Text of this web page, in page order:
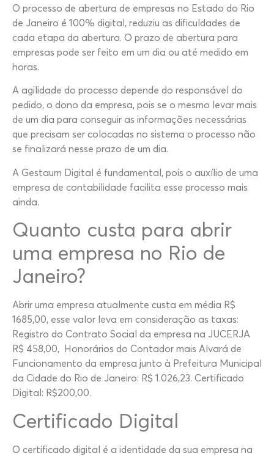
O processo de abertura de empresas no Estado do Rio
de Janeiro é 100% digital, reduziu as dificuldades de
cada etapa da abertura. O prazo de abertura para
empresas pode ser feito em um dia ou até medido em
horas.
A agilidade do processo depende do responsável do
pedido, o dono da empresa, pois se o mesmo levar mais
de um dia para conseguir as informações necessárias
que precisam ser colocadas no sistema o processo não
se finalizará nesse prazo de um dia.
A Gestaum Digital é fundamental, pois o auxílio de uma
empresa de contabilidade facilita esse processo mais
ainda.
Quanto custa para abrir
uma empresa no Rio de
Janeiro?
Abrir uma empresa atualmente custa em média R$
1685,00, esse valor leva em consideração as taxas:
Registro do Contrato Social da empresa na JUCERJA
R$ 458,00, Honorários do Contador mais Alvará de
Funcionamento da empresa junto à Prefeitura Municipal
da Cidade do Rio de Janeiro: R$ 1.026,23. Certificado
Digital: R$200,00.
Certificado Digital
O certificado digital é a identidade da sua empresa na